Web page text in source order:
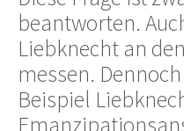
beantworten.
Liebknecht an
messen.
Beispiel